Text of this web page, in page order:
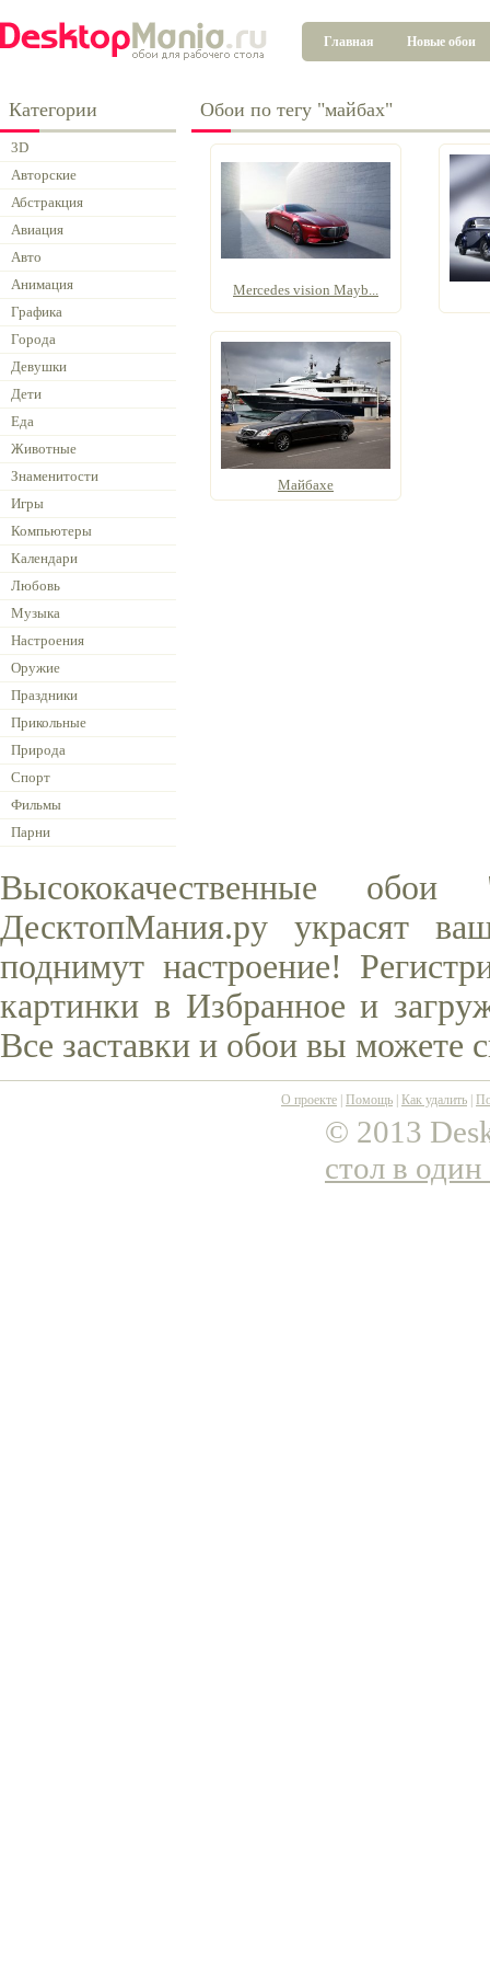
Главная Новые обои
Категории
3D
Авторские
Абстракция
Авиация
Авто
Анимация
Графика
Города
Девушки
Дети
Еда
Животные
Знаменитости
Игры
Компьютеры
Календари
Любовь
Музыка
Настроения
Оружие
Праздники
Прикольные
Природа
Спорт
Фильмы
Парни
Обои по тегу "майбах"
Mercedes vision Mayb...
Майбахе
Высококачественные
ДесктопМания.ру украсят
поднимут настроение!
картинки в Избранное и
Все заставки и обои вы можете
О проекте Помощь Как удалить
© 2013
стол в